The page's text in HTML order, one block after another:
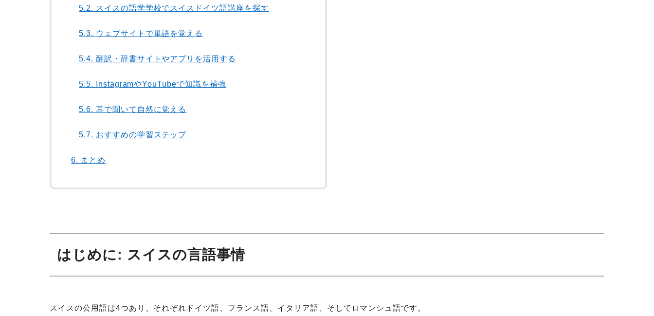
5.2. スイスの語学学校でスイスドイツ語講座を探す
5.3. ウェブサイトで単語を覚える
5.4. 翻訳・辞書サイトやアプリを活用する
5.5. InstagramやYouTubeで知識を補強
5.6. 耳で聞いて自然に覚える
5.7. おすすめの学習ステップ
6. まとめ
はじめに: スイスの言語事情
スイスの公用語は4つあり、それぞれドイツ語、フランス語、イタリア語、そしてロマンシュ語です。